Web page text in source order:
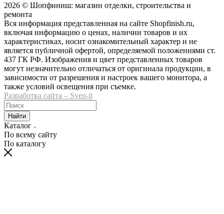
2026 © Шопфиниш: магазин отделки, строительства и
ремонта
Вся информация представленная на сайте Shopfinish.ru,
включая информацию о ценах, наличии товаров и их
характеристиках, носит ознакомительный характер и не
является публичной офертой, определяемой положениями ст.
437 ГК РФ. Изображения и цвет представленных товаров
могут незначительно отличаться от оригинала продукции, в
зависимости от разрешения и настроек вашего монитора, а
также условий освещения при съемке.
Разработка сайта – Sven-it
Найти
Каталог
По всему сайту
По каталогу